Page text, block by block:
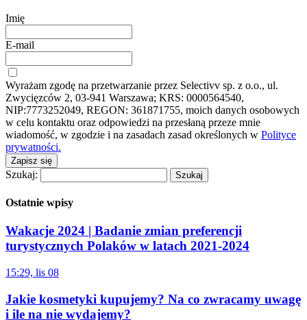
Imię
E-mail
Wyrażam zgodę na przetwarzanie przez Selectivv sp. z o.o., ul.
Zwycięzców 2, 03-941 Warszawa; KRS: 0000564540,
NIP:7773252049, REGON: 361871755, moich danych osobowych
w celu kontaktu oraz odpowiedzi na przesłaną przeze mnie
wiadomość, w zgodzie i na zasadach zasad określonych w Polityce
prywatności.
Zapisz się
Szukaj:
Ostatnie wpisy
Wakacje 2024 | Badanie zmian preferencji
turystycznych Polaków w latach 2021-2024
15:29, lis 08
Jakie kosmetyki kupujemy? Na co zwracamy uwagę
i ile na nie wydajemy?